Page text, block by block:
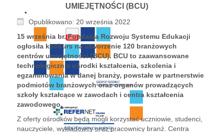
UMIEJĘTNOŚCI (BCU)
Opublikowano: 20 września 2022
15 września br. Fundacja Rozwoju Systemu Edukacji
ogłosiła konkurs na utworzenie 120 branżowych
centrów umiejętności (BCU). BCU to zaawansowane
technologicznie ośrodki kształcenia, szkolenia i
egzaminowania w danej branży, powstałe w partnerstwie
podmiotów branżowych oraz organów prowadzących
szkoły kształcące w zawodach i centra kształcenia
zawodowego.
Z oferty ośrodków będą mogli korzystać uczniowie, studenci,
nauczyciele, wykładowcy oraz pracownicy branż. Centra